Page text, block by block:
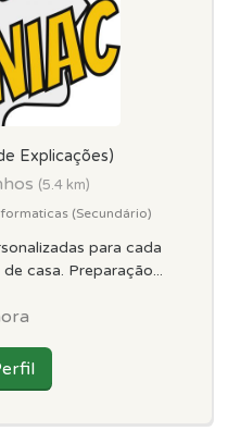
Explicações)
(5.4 km)
(Secundário)
para cada
casa. Preparação...